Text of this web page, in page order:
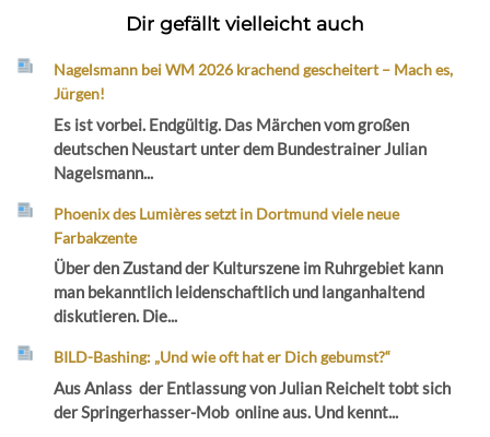
Dir gefällt vielleicht auch
Nagelsmann bei WM 2026 krachend gescheitert – Mach es,
Jürgen!
Es ist vorbei. Endgültig. Das Märchen vom großen
deutschen Neustart unter dem Bundestrainer Julian
Nagelsmann...
Phoenix des Lumières setzt in Dortmund viele neue
Farbakzente
Über den Zustand der Kulturszene im Ruhrgebiet kann
man bekanntlich leidenschaftlich und langanhaltend
diskutieren. Die...
BILD-Bashing: „Und wie oft hat er Dich gebumst?“
Aus Anlass der Entlassung von Julian Reichelt tobt sich
der Springerhasser-Mob online aus. Und kennt...